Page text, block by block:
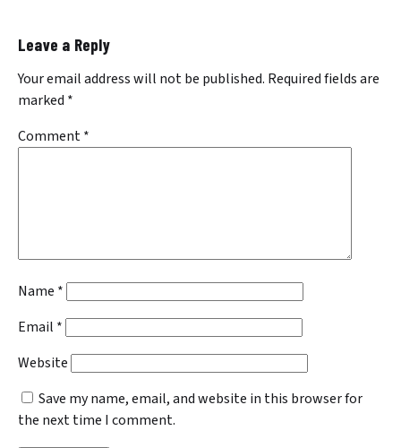
Leave a Reply
Your email address will not be published. Required fields are
marked *
Comment*
Name *
Email *
Website
Save my name, email, and website in this browser for
the next time I comment.